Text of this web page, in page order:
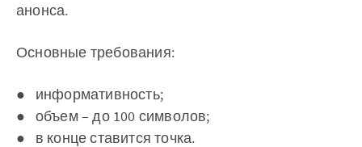
анонса.
Основные требования:
● информативность;
● объем – до 100 символов;
● в конце ставится точка.